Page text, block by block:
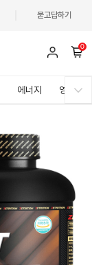
묻고답하기
0
에너지 영양제